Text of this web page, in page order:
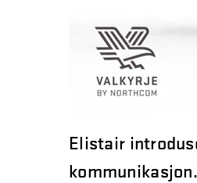
Elistair
kommunikasjon.